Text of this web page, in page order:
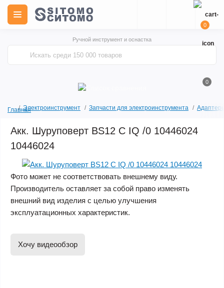
Ручной инструмент и оснастка
0
0
ГлавнаяЭлектроинструмент Запчасти для электроинструмента
Акк. Шуруповерт BS12 С IQ /0 10446024
10446024
Фото может не соответствовать внешнему виду.
Производитель оставляет за собой право изменять
внешний вид изделия с целью улучшения
эксплуатационных характеристик.
Хочу видеообзор